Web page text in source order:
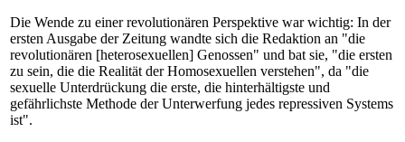
Die Wende zu einer revolutionären Perspektive war wichtig: In der
ersten Ausgabe der Zeitung wandte sich die Redaktion an "die
revolutionären [heterosexuellen] Genossen" und bat sie, "die ersten
zu sein, die die Realität der Homosexuellen verstehen", da "die
sexuelle Unterdrückung die erste, die hinterhältigste und
gefährlichste Methode der Unterwerfung jedes repressiven Systems
ist".